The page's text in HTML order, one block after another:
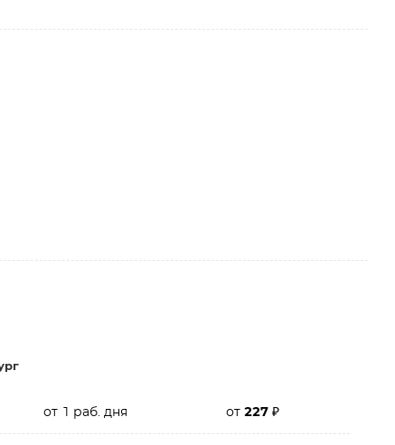
от 1 раб. дня от227₽